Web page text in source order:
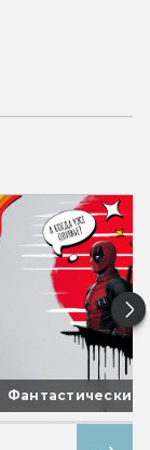
Фантастические